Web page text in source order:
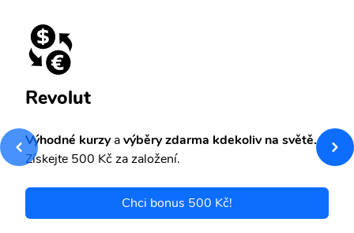
Revolut
Výhodné kurzyavýběry zdarma kdekoliv na světě.
Získejte 500 Kč za založení.
Chci bonus 500 Kč!